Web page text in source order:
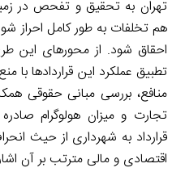
تهران به تحقیق و تفحص در
هم تخلفات به طور کامل احراز
احقاق شود. از محورهای این
تطبیق عملکرد این قراردادها با
منافع، بررسی مبانی حقوقی
تجارت و میزان هولوگرام
قرارداد به شهرداری از حیث
اقتصادی و مالی مترتب بر آن